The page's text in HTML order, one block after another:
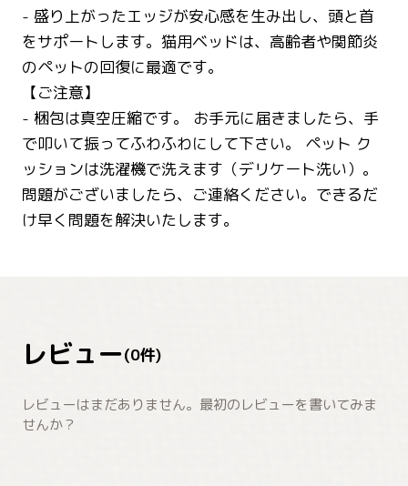
- 盛り上がったエッジが安心感を生み出し、頭と首
をサポートします。猫用ベッドは、高齢者や関節炎
のペットの回復に最適です。
【ご注意】
- 梱包は真空圧縮です。 お手元に届きましたら、手
で叩いて振ってふわふわにして下さい。 ペット ク
ッションは洗濯機で洗えます（デリケート洗い）。
問題がございましたら、ご連絡ください。できるだ
け早く問題を解決いたします。
レビュー(0件)
レビューはまだありません。最初のレビューを書いてみま
せんか？